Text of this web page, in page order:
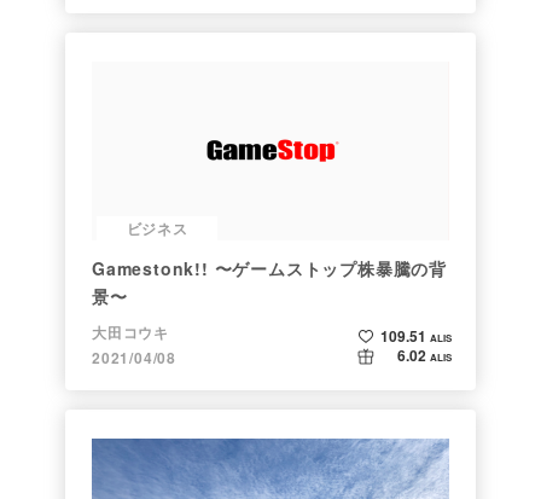
ビジネス
Gamestonk!! 〜ゲームストップ株暴騰の背
景〜
大田コウキ
2021/04/08
109.51 ALIS
6.02 ALIS